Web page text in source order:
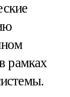
рамках